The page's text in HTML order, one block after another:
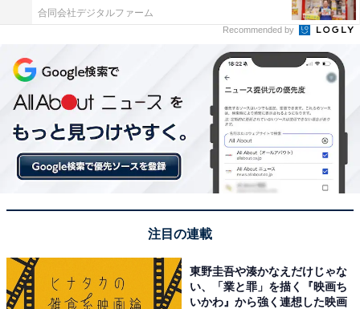
女性の平均値
合同会社デジタルファーム
Recommended by
注目の連載
東野圭吾や湊かなえだけじゃな
い、「業と罪」を描く『映画ち
いかわ』から強く連想した映画